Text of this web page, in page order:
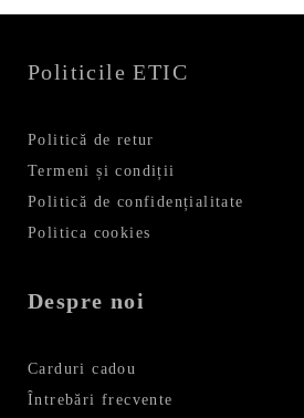
Politicile ETIC
Politică de retur
Termeni și condiții
Politică de confidențialitate
Politica cookies
Despre noi
Carduri cadou
Întrebări frecvente